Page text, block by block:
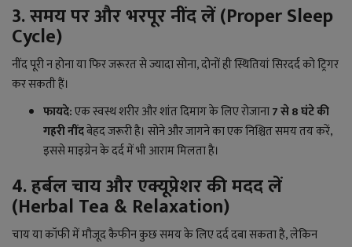
3. समय पर और भरपूर नींद लें (Proper Sleep
Cycle)
नींद पूरी न होना या फिर जरूरत से ज्यादा सोना, दोनों ही स्थितियां सिरदर्द को ट्रिगर
कर सकती हैं।
फायदे:एक स्वस्थ शरीर और शांत दिमाग के लिए रोजाना7 से 8 घंटे की
गहरी नींदबेहद जरूरी है। सोने और जागने का एक निश्चित समय तय करें,
इससे माइग्रेन के दर्द में भी आराम मिलता है।
4. हर्बल चाय और एक्यूप्रेशर की मदद लें
(Herbal Tea & Relaxation)
चाय या कॉफी में मौजूद कैफीन कुछ समय के लिए दर्द दबा सकता है, लेकिन